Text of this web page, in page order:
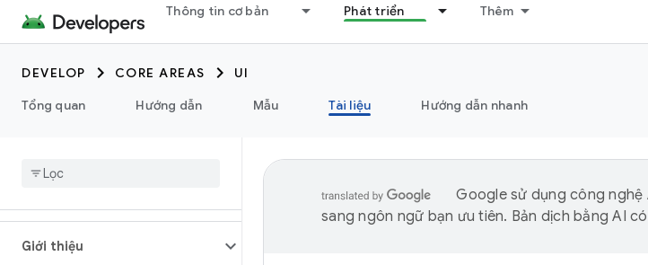
Thông tin cơ bản Phát triển Thêm
DEVELOP CORE AREAS
UI
Tổng quan
Hướng dẫn Mẫu Tài liệu Hướng dẫn nhanh
Giới thiệu
Google sử dụng công nghệ
sang ngôn ngữ bạn ưu tiên. Bản dịch bằng AI